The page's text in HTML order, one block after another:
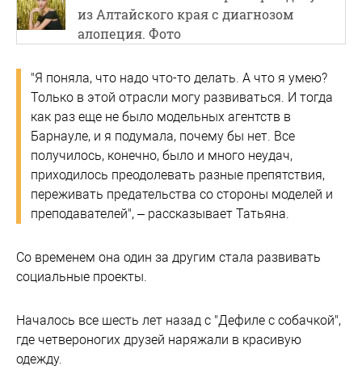
из Алтайского края с диагнозом
алопеция. Фото
"Я поняла, что надо что-то делать. А что я умею?
Только в этой отрасли могу развиваться. И тогда
как раз еще не было модельных агентств в
Барнауле, и я подумала, почему бы нет. Все
получилось, конечно, было и много неудач,
приходилось преодолевать разные препятствия,
переживать предательства со стороны моделей и
преподавателей", – рассказывает Татьяна.
Со временем она один за другим стала развивать
социальные проекты.
Началось все шесть лет назад с "Дефиле с собачкой",
где четвероногих друзей наряжали в красивую
одежду.